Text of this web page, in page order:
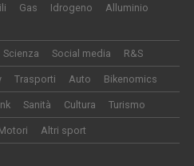
Gas Idrogeno
Alluminio
Scienza Social media R&S
Trasporti Auto Bikenomics
Sanità Cultura Turismo
Altri sport